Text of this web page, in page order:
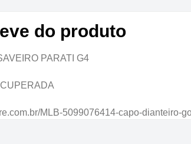
do produto
PARATI G4
MLB-5099076414-capo-dianteiro-